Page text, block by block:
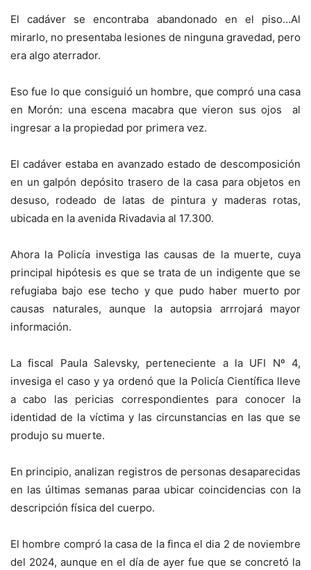
El cadáver se encontraba abandonado en el piso…Al
mirarlo, no presentaba lesiones de ninguna gravedad, pero
era algo aterrador.
Eso fue lo que consiguió un hombre, que compró una casa
en Morón: unaescena macabra que vieron sus ojos al
ingresar a la propiedad por primera vez.
El cadáver estaba en avanzado estado de descomposición
en un galpón depósito trasero de la casa para objetos en
desuso, rodeado de latas de pintura y maderas rotas,
ubicada en la avenida Rivadavia al 17.300.
Ahora la Policía investiga las causas de la muerte, cuya
principal hipótesis es que se trata de un indigente que se
refugiaba bajo ese techo y que pudo haber muerto por
causas naturales, aunque la autopsia arrrojará mayor
información.
La fiscal Paula Salevsky, perteneciente a la UFI Nº 4,
invesiga el caso y ya ordenó que la Policía Científica lleve
a cabo las pericias correspondientes para conocer la
identidad de la víctima y las circunstancias en las que se
produjo su muerte.
En principio, analizan registros de personas desaparecidas
en las últimas semanas paraa ubicar coincidencias con la
descripción física del cuerpo.
El hombre compró la casa de la finca el dia 2 de noviembre
del 2024, aunque en el día de ayer fue que se concretó la